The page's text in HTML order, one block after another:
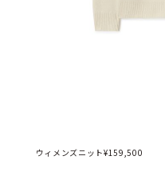
ウィメンズニット¥159,500